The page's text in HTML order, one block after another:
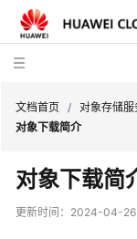
最
新
动
文档首页 / 对象存储服
对象下载简介
对象下载简
更新时间： 2024-04-26